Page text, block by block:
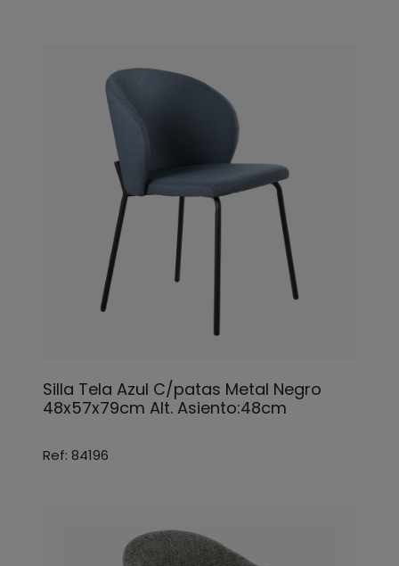
Silla Tela Azul C/patas Metal Negro
48x57x79cm Alt. Asiento:48cm
Ref: 84196